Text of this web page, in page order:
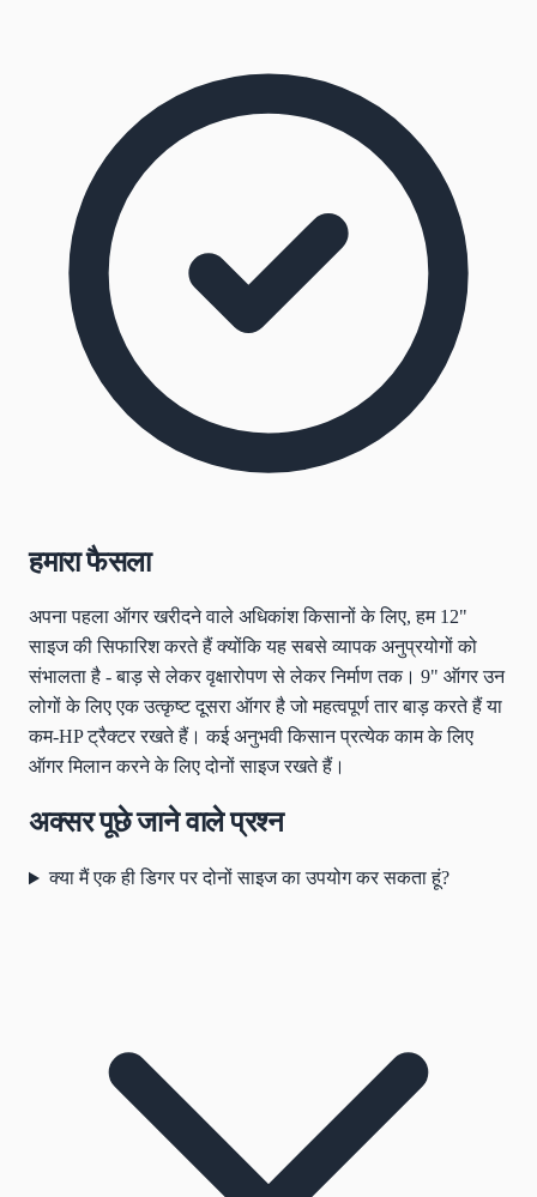
हमारा फैसला
अपना पहला ऑगर खरीदने वाले अधिकांश किसानों के लिए, हम 12"
साइज की सिफारिश करते हैं क्योंकि यह सबसे व्यापक अनुप्रयोगों को
संभालता है - बाड़ से लेकर वृक्षारोपण से लेकर निर्माण तक। 9" ऑगर उन
लोगों के लिए एक उत्कृष्ट दूसरा ऑगर है जो महत्वपूर्ण तार बाड़ करते हैं या
कम-HP ट्रैक्टर रखते हैं। कई अनुभवी किसान प्रत्येक काम के लिए
ऑगर मिलान करने के लिए दोनों साइज रखते हैं।
अक्सर पूछे जाने वाले प्रश्न
क्या मैं एक ही डिगर पर दोनों साइज का उपयोग कर सकता हूं?